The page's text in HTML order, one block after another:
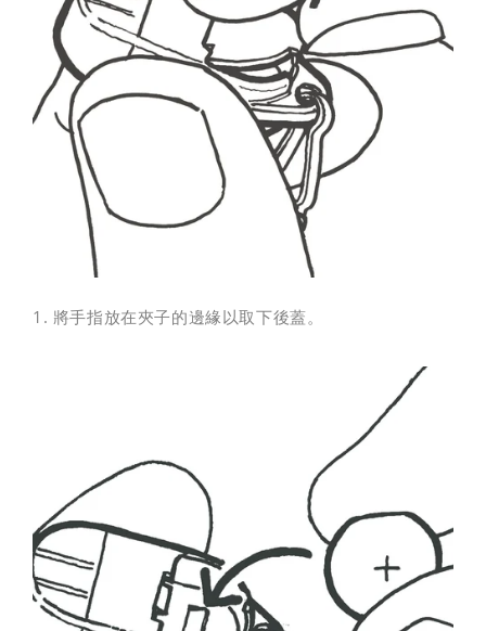
1. 將手指放在夾子的邊緣以取下後蓋。